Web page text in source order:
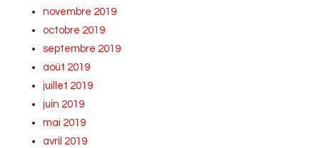
novembre 2019
octobre 2019
septembre 2019
août 2019
juillet 2019
juin 2019
mai 2019
avril 2019